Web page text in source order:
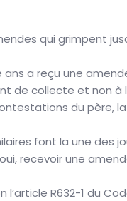
qui grimpent
a reçu une
de collecte et non
du père,
font la une des
recevoir une
R632-1 du